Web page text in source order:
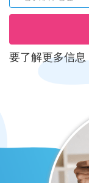
要了解更多信